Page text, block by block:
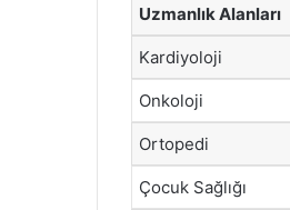
Uzmanlık Alanları
Kardiyoloji
Onkoloji
Ortopedi
Çocuk Sağlığı